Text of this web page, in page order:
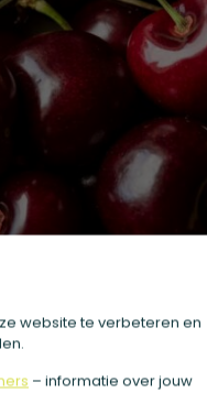
website te verbeteren en
– informatie over jouw